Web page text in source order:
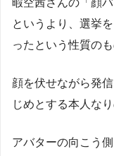
というより、選挙
ったという性質のも
顔を伏せながら発
じめとする本人な
アバターの向こう